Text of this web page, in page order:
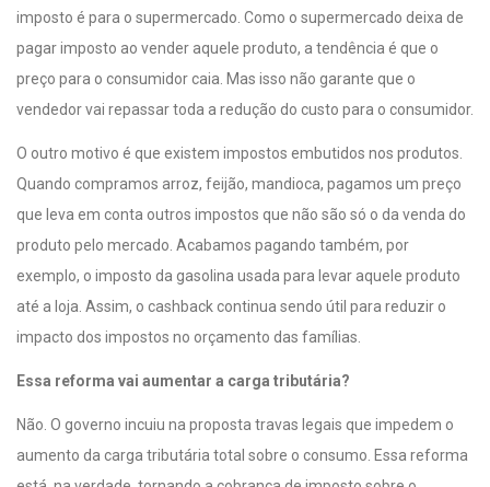
imposto é para o supermercado. Como o supermercado deixa de
pagar imposto ao vender aquele produto, a tendência é que o
preço para o consumidor caia. Mas isso não garante que o
vendedor vai repassar toda a redução do custo para o consumidor.
O outro motivo é que existem impostos embutidos nos produtos.
Quando compramos arroz, feijão, mandioca, pagamos um preço
que leva em conta outros impostos que não são só o da venda do
produto pelo mercado. Acabamos pagando também, por
exemplo, o imposto da gasolina usada para levar aquele produto
até a loja. Assim, o cashback continua sendo útil para reduzir o
impacto dos impostos no orçamento das famílias.
Essa reforma vai aumentar a carga tributária?
Não. O governo incuiu na proposta travas legais que impedem o
aumento da carga tributária total sobre o consumo. Essa reforma